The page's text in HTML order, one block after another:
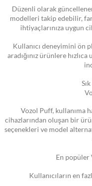
Düzenli olarak
modelleri takip edebilir,
ihtiyaçlarınıza uygun
Kullanıcı deneyimini ön
aradığınız ürünlere
Vozol Puff, kullanıma
cihazlarından oluşan bir
seçenekleri ve model
En popüler
Kullanıcıların en